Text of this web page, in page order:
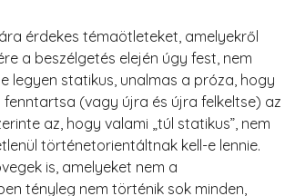
érdekes témaötleteket, amelyekről
a beszélgetés elején úgy fest, nem
legyen statikus, unalmas a próza, hogy
(vagy újra és újra felkeltse) az
az, hogy valami „túl statikus”, nem
történetorientáltnak kell-e lennie.
is, amelyeket nem a
tényleg nem történik sok minden,